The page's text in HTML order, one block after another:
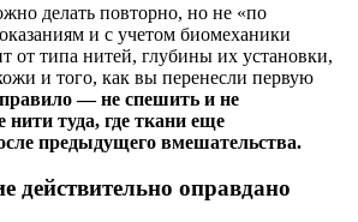
делать повторно, но не «по
и с учетом биомеханики
от типа нитей, глубины их установки,
и того, как вы перенесли первую
— не спешить и не
туда, где ткани еще
предыдущего вмешательства.
действительно оправдано